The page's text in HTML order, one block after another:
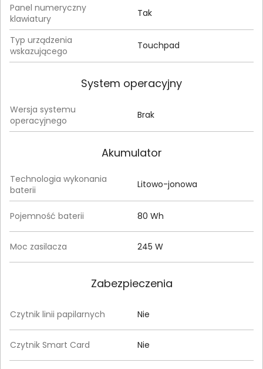
Panel numeryczny
klawiatury
Tak
Typ urządzenia
wskazującego
Touchpad
System operacyjny
Wersja systemu
operacyjnego
Brak
Akumulator
Technologia wykonania
baterii
Litowo-jonowa
Pojemność baterii 80 Wh
Moc zasilacza 245 W
Zabezpieczenia
Czytnik linii papilarnych Nie
Czytnik Smart Card Nie